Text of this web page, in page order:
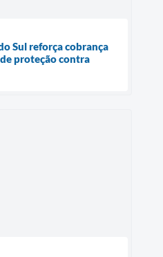
Sul reforça cobrança
proteção contra